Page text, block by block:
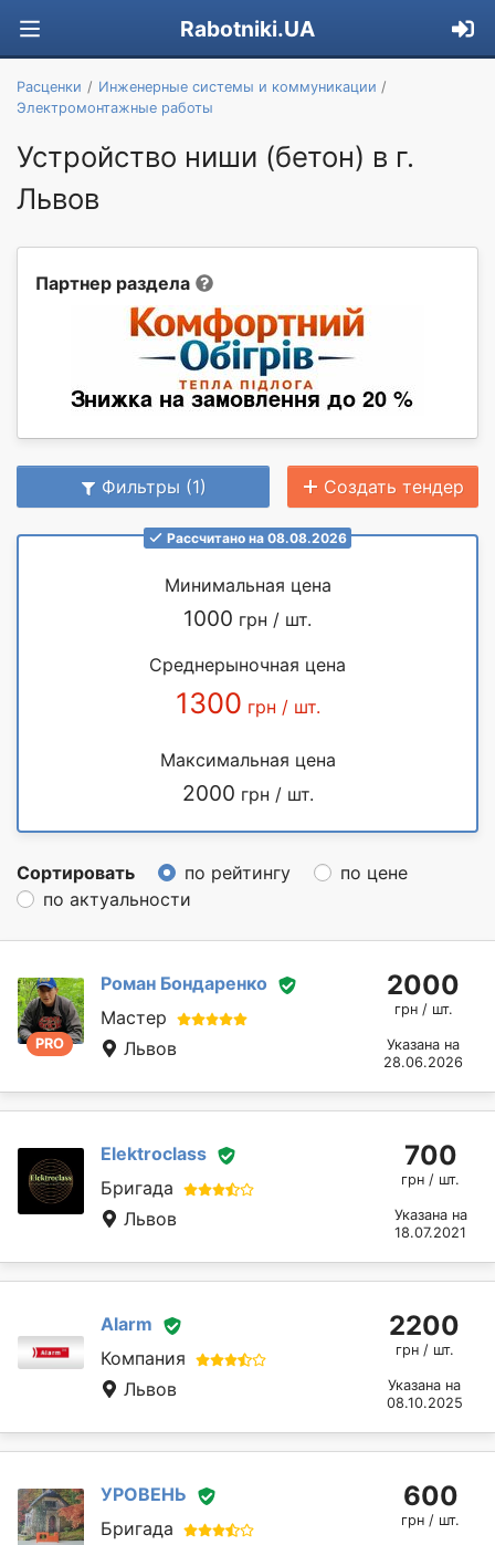
Rabotniki.UA
Расценки
Инженерные системы и коммуникации
Электромонтажные работы
Устройство ниши (бетон) в г.
Львов
Партнер раздела
Фильтры (1) Создать тендер
Рассчитано на 08.08.2026
Минимальная цена
1000 грн / шт.
Среднерыночная цена
1300 грн / шт.
Максимальная цена
2000 грн / шт.
Сортировать по рейтингу
по цене
по актуальности
PRO
Роман Бондаренко
Мастер
Львов
2000
грн / шт.
Указана на
28.06.2026
Elektroclass
Бригада
Львов
700
грн / шт.
Указана на
18.07.2021
Alarm
Компания
Львов
2200
грн / шт.
Указана на
08.10.2025
УРОВЕНЬ
Бригада
600
грн / шт.